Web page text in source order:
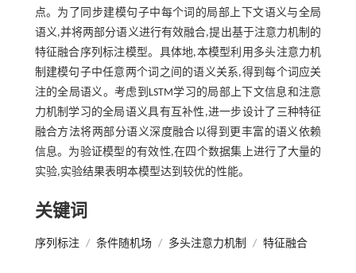
点。为了同步建模句子中每个词的局部上下文语义与全局
语义,并将两部分语义进行有效融合,提出基于注意力机制的
特征融合序列标注模型。具体地,本模型利用多头注意力机
制建模句子中任意两个词之间的语义关系,得到每个词应关
注的全局语义。考虑到LSTM学习的局部上下文信息和注意
力机制学习的全局语义具有互补性,进一步设计了三种特征
融合方法将两部分语义深度融合以得到更丰富的语义依赖
信息。为验证模型的有效性,在四个数据集上进行了大量的
实验,实验结果表明本模型达到较优的性能。
关键词
序列标注 / 条件随机场 / 多头注意力机制 / 特征融合